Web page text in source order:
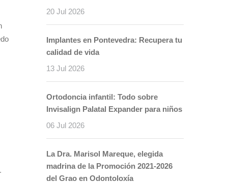
20 Jul 2026
Implantes en Pontevedra: Recupera tu
calidad de vida
13 Jul 2026
Ortodoncia infantil: Todo sobre
Invisalign Palatal Expander para niños
06 Jul 2026
La Dra. Marisol Mareque, elegida
madrina de la Promoción 2021-2026
del Grao en Odontoloxía